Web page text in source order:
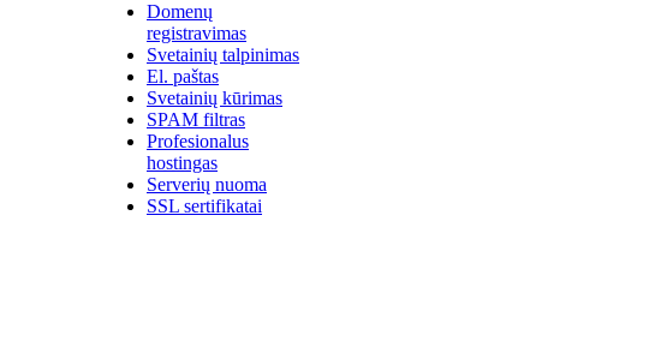
Domenų
registravimas
Svetainių talpinimas
El. paštas
Svetainių kūrimas
SPAM filtras
Profesionalus
hostingas
Serverių nuoma
SSL sertifikatai